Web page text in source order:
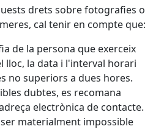
drets sobre fotografies o
cal tenir en compte que:
de la persona que exerceix
lloc, la data i l'interval horari
no superiors a dues hores.
dubtes, es recomana
electrònica de contacte.
materialment impossible